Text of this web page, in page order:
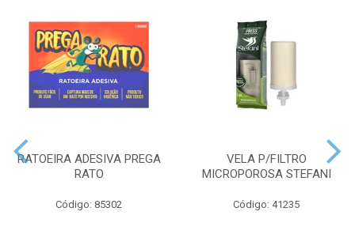
RATOEIRA ADESIVA PREGA
RATO
Código: 85302
VELA P/FILTRO
MICROPOROSA STEFANI
Código: 41235